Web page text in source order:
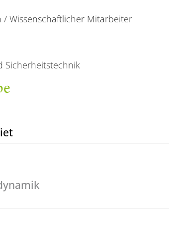
Wissenschaftlicher Mitarbeiter
Sicherheitstechnik